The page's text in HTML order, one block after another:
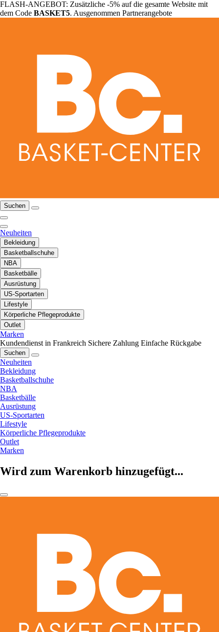
FLASH-ANGEBOT: Zusätzliche -5% auf die gesamte Website mit
dem Code BASKET5. Ausgenommen Partnerangebote
Suchen
Neuheiten
Bekleidung
Basketballschuhe
NBA
Basketbälle
Ausrüstung
US-Sportarten
Lifestyle
Körperliche Pflegeprodukte
Outlet
Marken
Kundendienst in Frankreich Sichere Zahlung Einfache Rückgabe
Suchen
Neuheiten
Bekleidung
Basketballschuhe
NBA
Basketbälle
Ausrüstung
US-Sportarten
Lifestyle
Körperliche Pflegeprodukte
Outlet
Marken
Wird zum Warenkorb hinzugefügt...